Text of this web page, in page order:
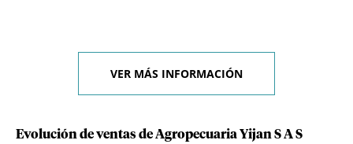
VER MÁS INFORMACIÓN
Evolución de ventas de Agropecuaria Yijan S A S